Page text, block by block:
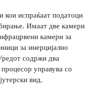
кои испраќаат податоци
Имаат две камери
камери за
за инерцијално
содржи два
управува со
вид.